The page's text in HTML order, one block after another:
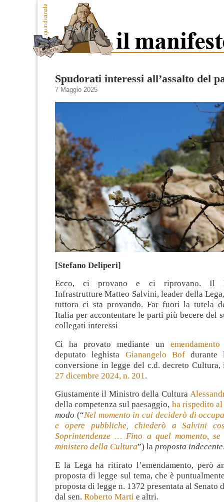
Spudorati interessi all’assalto del
7 Maggio 2025
[Stefano Deliperi]
Ecco, ci provano e ci riprovano. Il
Infrastrutture Matteo Salvini, leader della
tuttora ci sta provando. Far fuori la tutela
Italia per accontentare le parti più becere del
collegati interessi
Ci ha provato mediante un
deputato leghista Gianangelo Bofdurante
conversione in legge del c.d. decreto
27 dicembre 2024, n. 201 .
Giustamente il Ministro della Cultura
della competenza sul paesaggio, ha rispedito
modo (“Nel momento in cui deciderò di
e opere pubbliche, chiederò a Salvini
Soprintendenze … Fino a quel momento,
ministero della Cultura”) la proposta indecente
E la Lega ha ritirato l’emendamento, però
proposta di legge sul tema, che è
proposta di legge n. 1372 presentata al Senato
dal sen. Roberto Marti e altri.